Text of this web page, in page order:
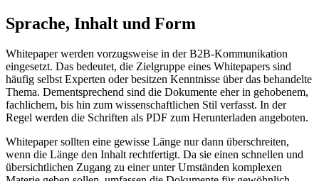
Sprache, Inhalt und Form
Whitepaper werden vorzugsweise in der B2B-Kommunikation
eingesetzt. Das bedeutet, die Zielgruppe eines Whitepapers sind
häufig selbst Experten oder besitzen Kenntnisse über das behandelte
Thema. Dementsprechend sind die Dokumente eher in gehobenem,
fachlichem, bis hin zum wissenschaftlichen Stil verfasst. In der
Regel werden die Schriften als PDF zum Herunterladen angeboten.
Whitepaper sollten eine gewisse Länge nur dann überschreiten,
wenn die Länge den Inhalt rechtfertigt. Da sie einen schnellen und
übersichtlichen Zugang zu einer unter Umständen komplexen